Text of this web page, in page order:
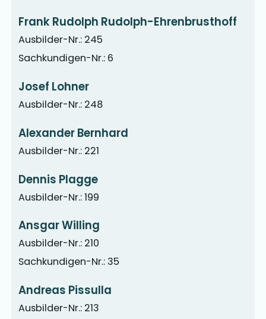
Frank Rudolph Rudolph-Ehrenbrusthoff
Ausbilder-Nr.: 245
Sachkundigen-Nr.: 6
Josef Lohner
Ausbilder-Nr.: 248
Alexander Bernhard
Ausbilder-Nr.: 221
Dennis Plagge
Ausbilder-Nr.: 199
Ansgar Willing
Ausbilder-Nr.: 210
Sachkundigen-Nr.: 35
Andreas Pissulla
Ausbilder-Nr.: 213